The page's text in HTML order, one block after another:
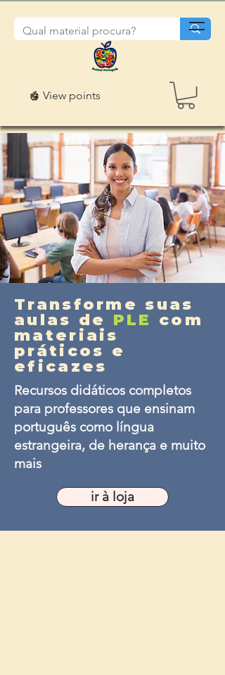
View points
Transforme suas
aulas de PLE com
materiais
práticos e
eficazes
Recursos didáticos completos
para professores que ensinam
português como língua
estrangeira, de herança e muito
mais
ir à loja